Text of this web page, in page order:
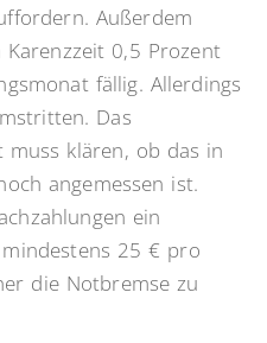
Außerdem
0,5 Prozent
fällig. Allerdings
Das
muss klären, ob das in
angemessen ist.
ein
25 € pro
die Notbremse zu